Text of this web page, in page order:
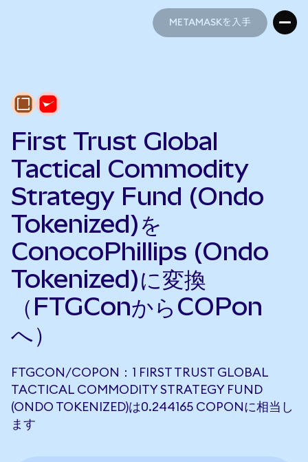
METAMASKを入手
First Trust Global
Tactical Commodity
Strategy Fund (Ondo
Tokenized)を
ConocoPhillips (Ondo
Tokenized)に変換
（FTGConからCOPon
へ）
FTGCON/COPON：1 FIRST TRUST GLOBAL
TACTICAL COMMODITY STRATEGY FUND
(ONDO TOKENIZED)は0.244165 COPONに相当し
ます